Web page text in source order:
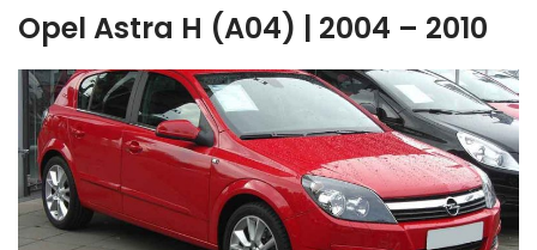
Opel Astra H (A04) | 2004 – 2010